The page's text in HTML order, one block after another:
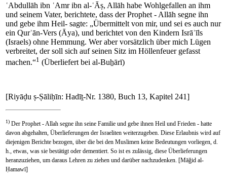
ʿAbdullāh ibn ʿAmr ibn al-ʿĀṣ, Allāh habe Wohlgefallen an ihm
und seinem Vater, berichtete, dass der Prophet - Allāh segne ihn
und gebe ihm Heil- sagte: „Übermittelt von mir, und sei es auch nur
ein Qurʾān-Vers (Āya), und berichtet von den Kindern Isrāʾīls
(Israels) ohne Hemmung. Wer aber vorsätzlich über mich Lügen
verbreitet, der soll sich auf seinen Sitz im Höllenfeuer gefasst
machen.“1 (Überliefert bei al-Buẖārī)
[Riyāḍu ṣ-Ṣāliḥīn: Hadīṯ-Nr. 1380, Buch 13, Kapitel 241]
1) Der Prophet - Allah segne ihn seine Familie und gebe ihnen Heil und Frieden - hatte
davon abgehalten, Überlieferungen der Israeliten weiterzugeben. Diese Erlaubnis wird auf
diejenigen Berichte bezogen, über die bei den Muslimen keine Bedeutungen vorliegen, d.
h., etwas, was sie bestätigt oder dementiert. So ist es zulässig, diese Überlieferungen
heranzuziehen, um daraus Lehren zu ziehen und darüber nachzudenken. [Māǧid al-
Ḥamawī]